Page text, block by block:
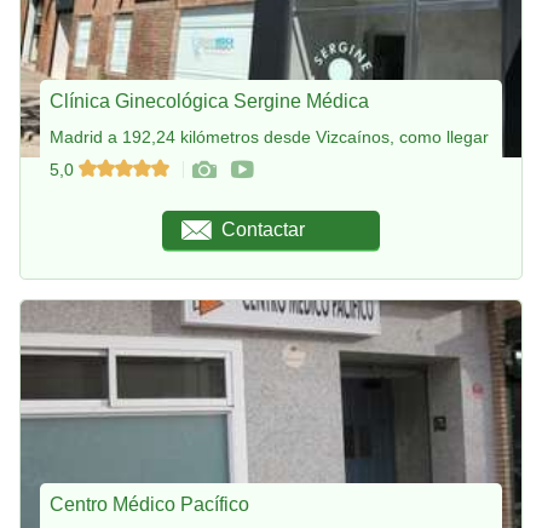
Clínica Ginecológica Sergine Médica
Madrid a 192,24 kilómetros desde Vizcaínos, como llegar
5,0
Contactar
Centro Médico Pacífico